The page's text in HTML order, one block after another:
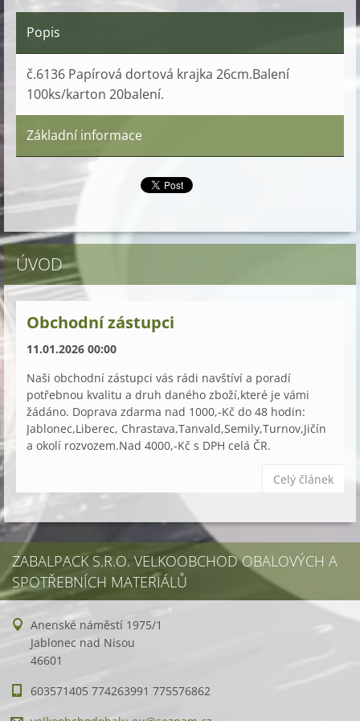
Popis
č.6136 Papírová dortová krajka 26cm.Balení
100ks/karton 20balení.
Základní informace
ÚVOD
Obchodní zástupci
11.01.2026 00:00
Naši obchodní zástupci vás rádi navštíví a poradí
potřebnou kvalitu a druh daného zboží,které je vámi
žádáno. Doprava zdarma nad 1000,-Kč do 48 hodin:
Jablonec,Liberec, Chrastava,Tanvald,Semily,Turnov,Jičín
a okolí rozvozem.Nad 4000,-Kč s DPH celá ČR.
Celý článek
ZABALPACK S.R.O. VELKOOBCHOD OBALOVÝCH A
SPOTŘEBNÍCH MATERIÁLŮ
Anenské náměstí 1975/1
Jablonec nad Nisou
46601
603571405 774263991 775576862